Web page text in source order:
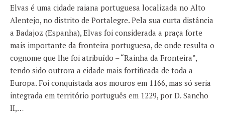
Elvas é uma cidade raiana portuguesa localizada no Alto
Alentejo, no distrito de Portalegre. Pela sua curta distância
a Badajoz (Espanha), Elvas foi considerada a praça forte
mais importante da fronteira portuguesa, de onde resulta o
cognome que lhe foi atribuído – “Rainha da Fronteira”,
tendo sido outrora a cidade mais fortificada de toda a
Europa. Foi conquistada aos mouros em 1166, mas só seria
integrada em território português em 1229, por D. Sancho
II,…